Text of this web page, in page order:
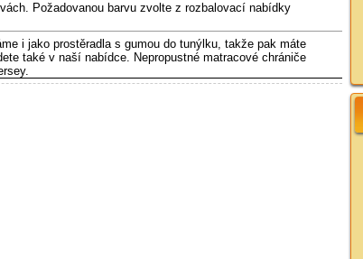
Požadovanou barvu zvolte z rozbalovací nabídky
i jako prostěradla s gumou do tunýlku, takže pak máte
také v naší nabídce. Nepropustné matracové chrániče